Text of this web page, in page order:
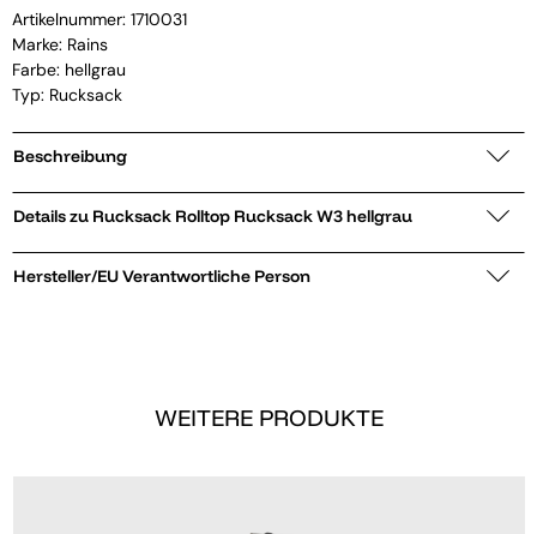
Artikelnummer: 1710031
Marke: Rains
Farbe: hellgrau
Typ: Rucksack
Beschreibung
Details zu Rucksack Rolltop Rucksack W3 hellgrau
Hersteller/EU Verantwortliche Person
WEITERE PRODUKTE